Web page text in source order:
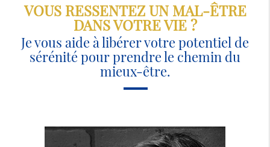
VOUS RESSENTEZ UN MAL-ÊTRE
DANS VOTRE VIE ?
Je vous aide à libérer votre potentiel de
sérénité pour prendre le chemin du
mieux-être.